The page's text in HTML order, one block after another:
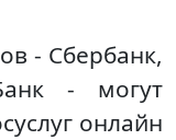
- Сбербанк,
- могут
онлайн